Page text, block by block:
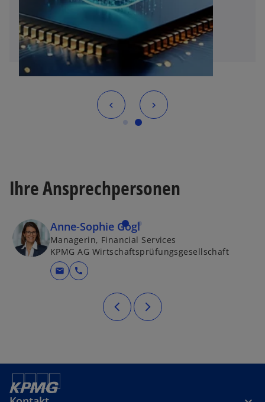
Ihre Ansprechpersonen
Anne-Sophie Gogl
Managerin, Financial Services
KPMG AG Wirtschaftsprüfungsgesellschaft
mail call